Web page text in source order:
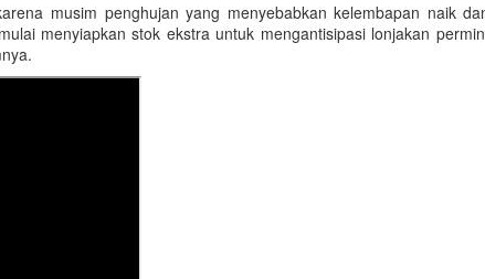
musim penghujan yang menyebabkan kelembapan naik
menyiapkan stok ekstra untuk mengantisipasi lonjakan